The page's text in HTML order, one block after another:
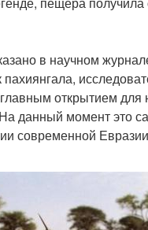
в научном
открытием для
данный момент это
современной